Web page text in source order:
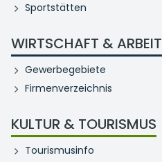
Sportstätten
WIRTSCHAFT & ARBEIT
Gewerbegebiete
Firmenverzeichnis
KULTUR & TOURISMUS
Tourismusinfo